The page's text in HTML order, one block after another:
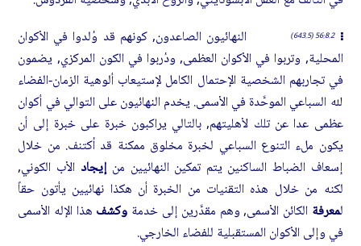
56:8.2 (643.5)
النهائيون الصاعدون, كونهم قد وُلدوا في الأكوان
المحلية, وتربوا في الأكوان العظمى, ودُربوا في الكون المركزي, يضمون
في تجاربهم الشخصية الإحتمال الكامل لإستيعاب ألوهية الزمان-الفضاء
لله السباعي الموحَّدة في الأسمى. يخدم النهائيون على التوالي في أكوان
عظمى عدا عن تلك لأهليتهم, بالتالي يراكبون خبرة على خبرة إلى أن
يكون ملء التنوع السباعي لخبرة مخلوق ممكنة قد اُكتنف. من خلال
إسعاف الضباط الساكنين يتم تمكين النهائيين منإيجاد الأب الكوني,
لكنه من خلال هذه التقنيات من الخبرة أن هكذا نهائيين يأتون حقاً
لمعرفة الكائن الأسمى, وهم مقدَّرين إلى خدمة وكشف هذا الإله الأسمى
في وإلى الأكوان المستقبلية للفضاء الخارجي.